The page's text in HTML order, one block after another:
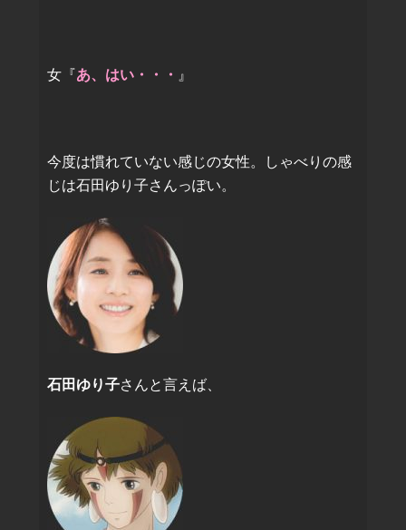
女『 あ、はい・・・ 』
今度は慣れていない感じの女性。しゃべりの感
じは石田ゆり子さんっぽい。
石田ゆり子さんと言えば、